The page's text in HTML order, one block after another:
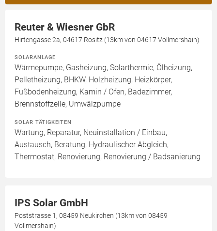
Reuter & Wiesner GbR
Hirtengasse 2a, 04617 Rositz (13km von 04617 Vollmershain)
SOLARANLAGE
Wärmepumpe, Gasheizung, Solarthermie, Ölheizung,
Pelletheizung, BHKW, Holzheizung, Heizkörper,
Fußbodenheizung, Kamin / Ofen, Badezimmer,
Brennstoffzelle, Umwälzpumpe
SOLAR TÄTIGKEITEN
Wartung, Reparatur, Neuinstallation / Einbau,
Austausch, Beratung, Hydraulischer Abgleich,
Thermostat, Renovierung, Renovierung / Badsanierung
IPS Solar GmbH
Poststrasse 1, 08459 Neukirchen (13km von 08459
Vollmershain)